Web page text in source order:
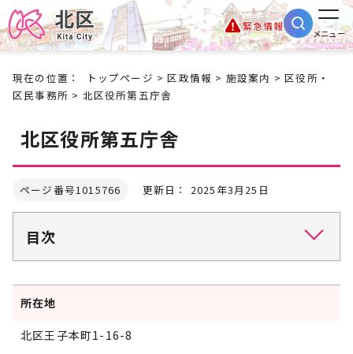
緊急情報
メニュー
現在の位置： トップページ >区政情報 > 施設案内 >区役所・
区民事務所 > 北区役所第五庁舎
北区役所第五庁舎
ページ番号1015766 更新日： 2025年3月25日
目次
所在地
北区王子本町1-16-8